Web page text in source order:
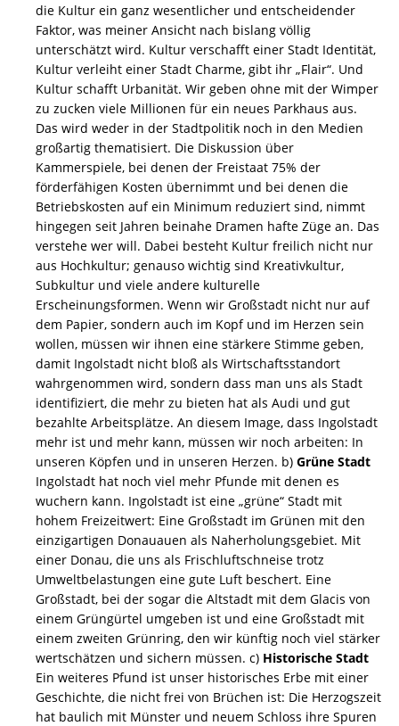
die Kultur ein ganz wesentlicher und entscheidender
Faktor, was meiner Ansicht nach bislang völlig
unterschätzt wird. Kultur verschafft einer Stadt Identität,
Kultur verleiht einer Stadt Charme, gibt ihr „Flair“. Und
Kultur schafft Urbanität. Wir geben ohne mit der Wimper
zu zucken viele Millionen für ein neues Parkhaus aus.
Das wird weder in der Stadtpolitik noch in den Medien
großartig thematisiert. Die Diskussion über
Kammerspiele, bei denen der Freistaat 75% der
förderfähigen Kosten übernimmt und bei denen die
Betriebskosten auf ein Minimum reduziert sind, nimmt
hingegen seit Jahren beinahe Dramen hafte Züge an. Das
verstehe wer will. Dabei besteht Kultur freilich nicht nur
aus Hochkultur; genauso wichtig sind Kreativkultur,
Subkultur und viele andere kulturelle
Erscheinungsformen. Wenn wir Großstadt nicht nur auf
dem Papier, sondern auch im Kopf und im Herzen sein
wollen, müssen wir ihnen eine stärkere Stimme geben,
damit Ingolstadt nicht bloß als Wirtschaftsstandort
wahrgenommen wird, sondern dass man uns als Stadt
identifiziert, die mehr zu bieten hat als Audi und gut
bezahlte Arbeitsplätze. An diesem Image, dass Ingolstadt
mehr ist und mehr kann, müssen wir noch arbeiten: In
unseren Köpfen und in unseren Herzen. b) Grüne Stadt
Ingolstadt hat noch viel mehr Pfunde mit denen es
wuchern kann. Ingolstadt ist eine „grüne“ Stadt mit
hohem Freizeitwert: Eine Großstadt im Grünen mit den
einzigartigen Donauauen als Naherholungsgebiet. Mit
einer Donau, die uns als Frischluftschneise trotz
Umweltbelastungen eine gute Luft beschert. Eine
Großstadt, bei der sogar die Altstadt mit dem Glacis von
einem Grüngürtel umgeben ist und eine Großstadt mit
einem zweiten Grünring, den wir künftig noch viel stärker
wertschätzen und sichern müssen. c) Historische Stadt
Ein weiteres Pfund ist unser historisches Erbe mit einer
Geschichte, die nicht frei von Brüchen ist: Die Herzogszeit
hat baulich mit Münster und neuem Schloss ihre Spuren